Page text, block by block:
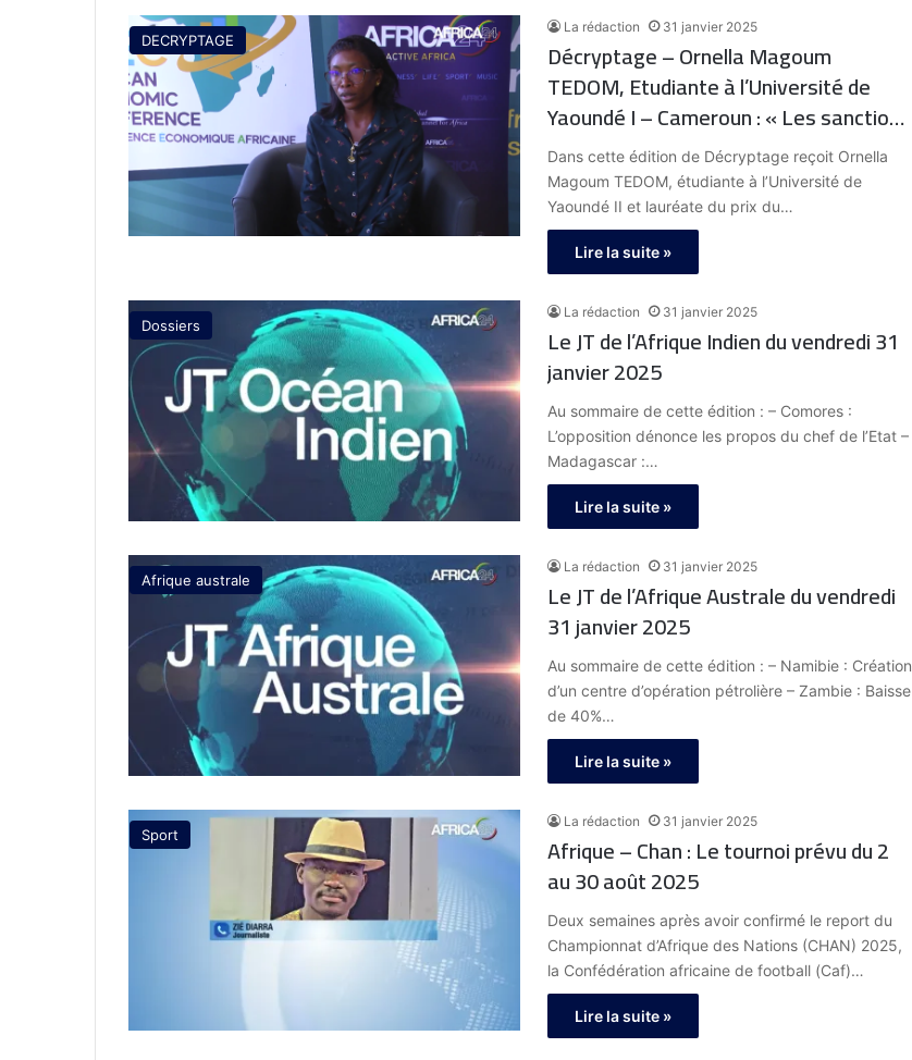
DECRYPTAGE
La rédaction 31 janvier 2025
Décryptage – Ornella Magoum
TEDOM, Etudiante à l’Université de
Yaoundé I – Cameroun : « Les sanctions
des pays développés peuvent pousser
les investisseurs à se retirer,
impactant ainsi l’économie des pays en
développement. Il est crucial d’élaborer
des politiques pour atténuer ces effets
et protéger les intérêts africains »
Dans cette édition de Décryptage reçoit Ornella
Magoum TEDOM, étudiante à l’Université de
Yaoundé II et lauréate du prix du…
Lire la suite »
Dossiers
La rédaction 31 janvier 2025
Le JT de l’Afrique Indien du vendredi 31
janvier 2025
Au sommaire de cette édition : – Comores :
L’opposition dénonce les propos du chef de l’Etat –
Madagascar :…
Lire la suite »
Afrique australe
La rédaction 31 janvier 2025
Le JT de l’Afrique Australe du vendredi
31 janvier 2025
Au sommaire de cette édition : – Namibie : Création
d’un centre d’opération pétrolière – Zambie : Baisse
de 40%…
Lire la suite »
Sport
La rédaction 31 janvier 2025
Afrique – Chan : Le tournoi prévu du 2
au 30 août 2025
Deux semaines après avoir confirmé le report du
Championnat d’Afrique des Nations (CHAN) 2025,
la Con­fédération africaine de football (Caf)…
Lire la suite »